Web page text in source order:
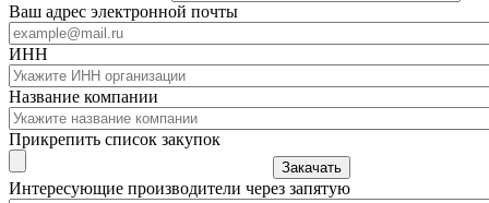
Ваш адрес электронной почты
ИНН
Название компании
Прикрепить список закупок
Закачать
Интересующие производители через запятую